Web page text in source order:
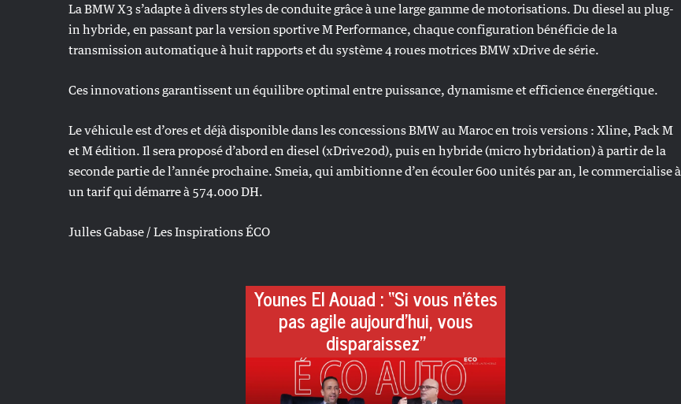
La BMW X3 s’adapte à divers styles de conduite grâce à une large gamme de motorisations. Du diesel au plug-
in hybride, en passant par la version sportive M Performance, chaque configuration bénéficie de la
transmission automatique à huit rapports et du système 4 roues motrices BMW xDrive de série.
Ces innovations garantissent un équilibre optimal entre puissance, dynamisme et efficience énergétique.
Le véhicule est d’ores et déjà disponible dans les concessions BMW au Maroc en trois versions : Xline, Pack M
et M édition. Il sera proposé d’abord en diesel (xDrive20d), puis en hybride (micro hybridation) à partir de la
seconde partie de l’année prochaine. Smeia, qui ambitionne d’en écouler 600 unités par an, le commercialise à
un tarif qui démarre à 574.000 DH.
Julles Gabase / Les Inspirations ÉCO
Younes El Aouad : “Si vous n’êtes
pas agile aujourd’hui, vous
disparaissez”